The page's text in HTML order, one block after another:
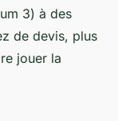
3) à des
de devis, plus
jouer la